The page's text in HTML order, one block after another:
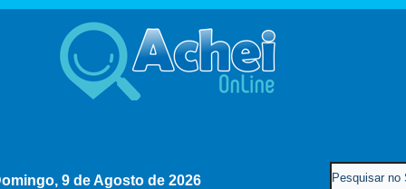
9 de Agosto de 2026